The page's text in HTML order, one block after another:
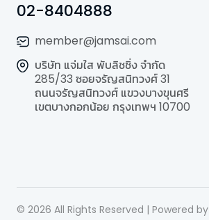
02-8404888
member@jamsai.com
บริษัท แจ่มใส พับลิชชิ่ง จำกัด
285/33 ซอยจรัญสนิทวงศ์ 31
ถนนจรัญสนิทวงศ์ แขวงบางขุนศรี
เขตบางกอกน้อย กรุงเทพฯ 10700
© 2026 All Rights Reserved | Powered by